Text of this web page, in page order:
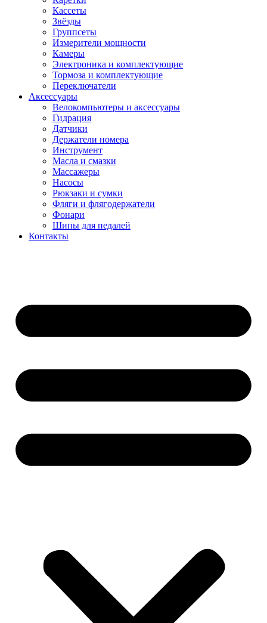
Кассеты
Звёзды
Группсеты
Измерители мощности
Камеры
Электроника и комплектующие
Тормоза и комплектующие
Переключатели
Аксессуары
Велокомпьютеры и аксессуары
Гидрация
Датчики
Держатели номера
Инструмент
Масла и смазки
Массажеры
Насосы
Рюкзаки и сумки
Фляги и флягодержатели
Фонари
Шипы для педалей
Контакты